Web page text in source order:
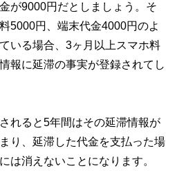
が9000円だとしましょう。そ
5000円、端末代金4000円のよ
いる場合、3ヶ月以上スマホ料
報に延滞の事実が登録されてし
れると5年間はその延滞情報が
り、延滞した代金を支払った場
は消えないことになります。